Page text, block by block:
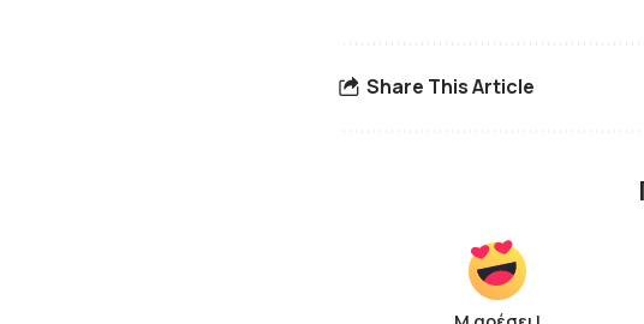
Share This Article